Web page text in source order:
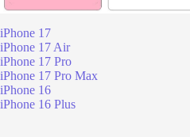
iPhone 17
iPhone 17 Air
iPhone 17 Pro
iPhone 17 Pro Max
iPhone 16
iPhone 16 Plus